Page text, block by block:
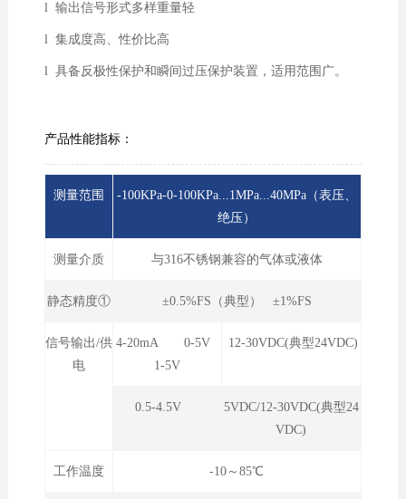
l 输出信号形式多样重量轻
l 集成度高、性价比高
l 具备反极性保护和瞬间过压保护装置，适用范围广。
产品性能指标：
测量范围
-100KPa-0-100KPa...1MPa...40MPa（表压、
绝压）
测量介质 与316不锈钢兼容的气体或液体
静态精度① ±0.5%FS（典型） ±1%FS
信号输出/供
电
4-20mA 0-5V
1-5V
12-30VDC(典型24VDC)
0.5-4.5V
5VDC/12-30VDC(典型24
VDC)
工作温度 -10～85℃